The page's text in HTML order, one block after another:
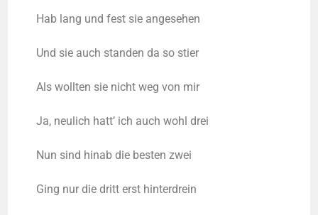
Hab lang und fest sie angesehen
Und sie auch stan­den da so stier
Als woll­ten sie nicht weg von mir
Ja, neu­lich hatt’ ich auch wohl drei
Nun sind hin­ab die bes­ten zwei
Ging nur die dritt erst hinterdrein